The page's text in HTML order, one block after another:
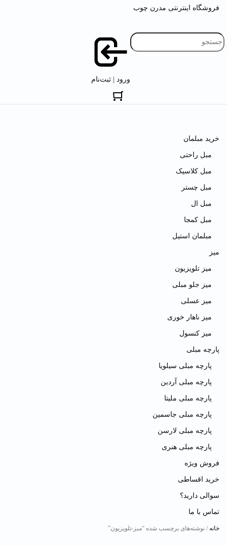
فروشگاه اینترنتی مدرن چوب
ورود | ثبت‌نام
خرید مبلمان
مبل راحتی
مبل کلاسیک
مبل چستر
مبل ال
مبل کمجا
مبلمان استیل
میز
میز تلویزیون
میز جلو مبلی
میز عسلی
میز ناهار خوری
میز کنسول
پارچه مبلی
پارچه مبلی سیلویا
پارچه مبلی آردین
پارچه مبلی ملیتا
پارچه مبلی جاسمین
پارچه مبلی لارسن
پارچه مبلی هنری
فروش ویژه
خرید اقساطی
سوالی دارید؟
تماس با ما
خانه/ نوشته‌های برچسب شده “میز-تلویزیون”